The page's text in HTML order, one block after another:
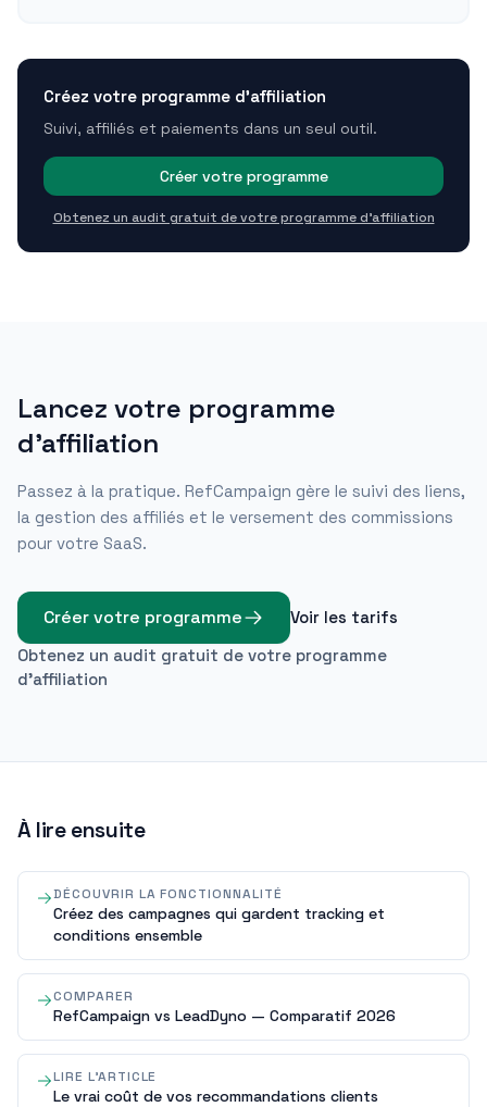
Créez votre programme d'affiliation
Suivi, affiliés et paiements dans un seul outil.
Créer votre programme
Obtenez un audit gratuit de votre programme d'affiliation
Lancez votre programme
d'affiliation
Passez à la pratique. RefCampaign gère le suivi des liens,
la gestion des affiliés et le versement des commissions
pour votre SaaS.
Créer votre programme
Voir les tarifs
Obtenez un audit gratuit de votre programme
d'affiliation
À lire ensuite
DÉCOUVRIR LA FONCTIONNALITÉ
Créez des campagnes qui gardent tracking et
conditions ensemble
COMPARER
RefCampaign vs LeadDyno — Comparatif 2026
LIRE L'ARTICLE
Le vrai coût de vos recommandations clients